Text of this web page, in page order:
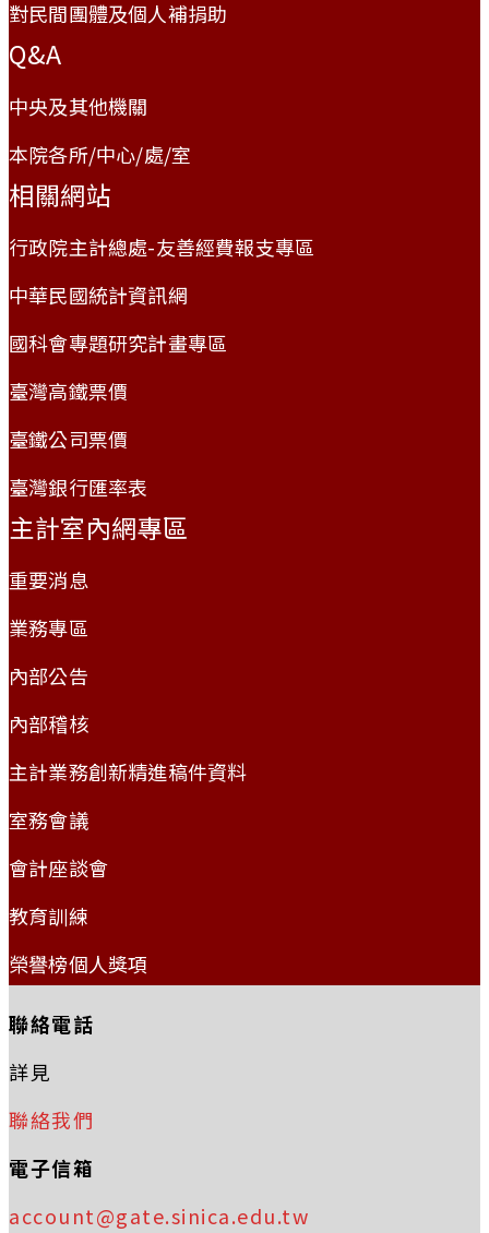
對民間團體及個人補捐助
Q&A
中央及其他機關
本院各所/中心/處/室
相關網站
行政院主計總處-友善經費報支專區
中華民國統計資訊網
國科會專題研究計畫專區
臺灣高鐵票價
臺鐵公司票價
臺灣銀行匯率表
主計室內網專區
重要消息
業務專區
內部公告
內部稽核
主計業務創新精進稿件資料
室務會議
會計座談會
教育訓練
榮譽榜個人獎項
聯絡電話
詳見
聯絡我們
電子信箱
account@gate.sinica.edu.tw